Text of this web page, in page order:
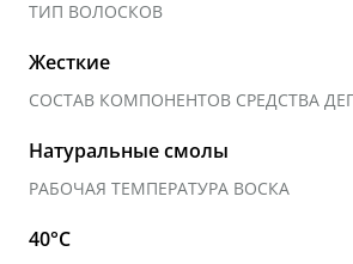
ТИП ВОЛОСКОВ
Жесткие
СОСТАВ КОМПОНЕНТОВ СРЕДСТВА
Натуральные смолы
РАБОЧАЯ ТЕМПЕРАТУРА ВОСКА
40°C